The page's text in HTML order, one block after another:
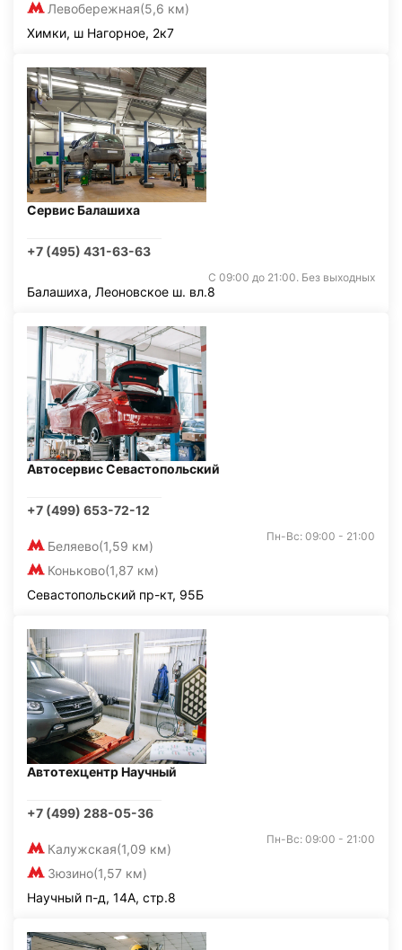
Левобережная(5,6 км)
Химки, ш Нагорное, 2к7
Сервис Балашиха
+7 (495) 431-63-63
С 09:00 до 21:00. Без выходных
Балашиха, Леоновское ш. вл.8
Автосервис Севастопольский
+7 (499) 653-72-12
Беляево(1,59 км)
Коньково(1,87 км)
Пн-Вс: 09:00 - 21:00
Севастопольский пр-кт, 95Б
Автотехцентр Научный
+7 (499) 288-05-36
Калужская(1,09 км)
Зюзино(1,57 км)
Пн-Вс: 09:00 - 21:00
Научный п-д, 14А, стр.8